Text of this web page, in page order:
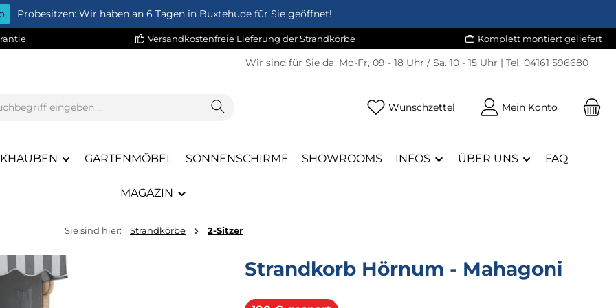
Probesitzen: Wir haben an 6 Tagen in Buxtehude für Sie geöffnet!
Versandkostenfreie Lieferung der Strandkörbe Komplett montiert geliefert
Wir sind für Sie da: Mo-Fr, 09 - 18 Uhr / Sa. 10 - 15 Uhr | Tel. 04161 596680
Wunschzettel Du hast 0 Produkte auf dem
Mein Konto
GARTENMÖBEL SONNENSCHIRME SHOWROOMS INFOS ÜBER UNS FAQ
MAGAZIN
Sie sind hier: Strandkörbe 2-Sitzer
Strandkorb Hörnum - Mahagoni